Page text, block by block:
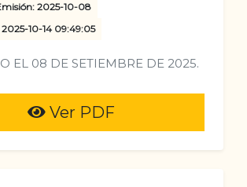
2025-10-08
10-14 09:49:05
EL 08 DE SETIEMBRE DE 2025.
Ver PDF